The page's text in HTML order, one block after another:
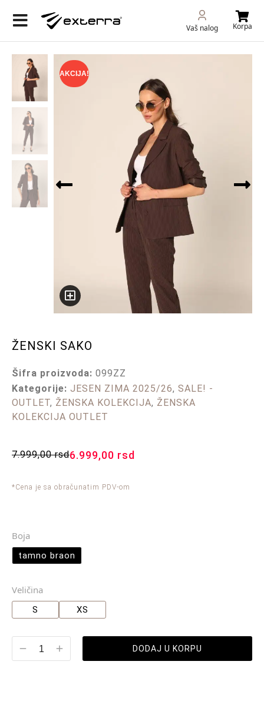
Vaš nalog Korpa
AKCIJA!
ŽENSKI SAKO
Šifra proizvoda: 099ZZ
Kategorije: JESEN ZIMA 2025/26, SALE! -
OUTLET, ŽENSKA KOLEKCIJA, ŽENSKA
KOLEKCIJA OUTLET
7.999,00rsd6.999,00 rsd
*Cena je sa obračunatim PDV-om
Boja
tamno braon
Veličina
S XS
DODAJ U KORPU